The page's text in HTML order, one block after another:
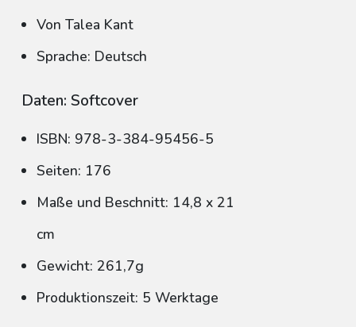
Von Talea Kant
Sprache: Deutsch
Daten: Softcover
ISBN: 978-3-384-95456-5
Seiten: 176
Maße und Beschnitt: 14,8 x 21
cm
Gewicht: 261,7g
Produktionszeit: 5 Werktage